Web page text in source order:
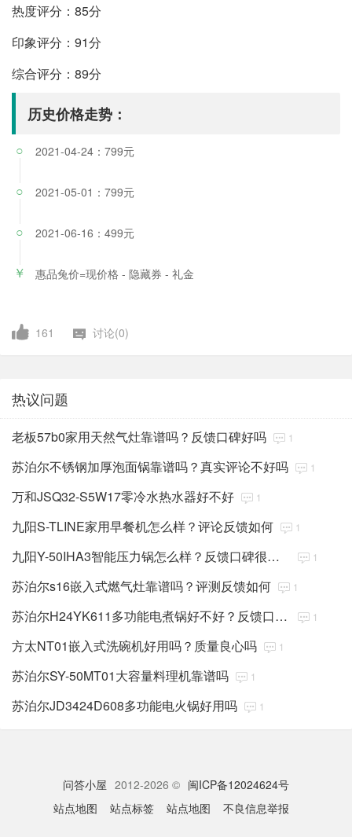
热度评分：85分
印象评分：91分
综合评分：89分
历史价格走势：
○ 2021-04-24：799元
○ 2021-05-01：799元
○ 2021-06-16：499元
￥ 惠品兔价=现价格 - 隐藏券 - 礼金
161 讨论(0)
热议问题
老板57b0家用天然气灶靠谱吗？反馈口碑好吗 1
苏泊尔不锈钢加厚泡面锅靠谱吗？真实评论不好吗 1
万和JSQ32-S5W17零冷水热水器好不好 1
九阳S-TLINE家用早餐机怎么样？评论反馈如何 1
九阳Y-50IHA3智能压力锅怎么样？反馈口碑很好吗 1
苏泊尔s16嵌入式燃气灶靠谱吗？评测反馈如何 1
苏泊尔H24YK611多功能电煮锅好不好？反馈口碑很好吗 1
方太NT01嵌入式洗碗机好用吗？质量良心吗 1
苏泊尔SY-50MT01大容量料理机靠谱吗 1
苏泊尔JD3424D608多功能电火锅好用吗 1
问答小屋 2012-2026 © 闽ICP备12024624号
站点地图
站点标签 站点地图 不良信息举报